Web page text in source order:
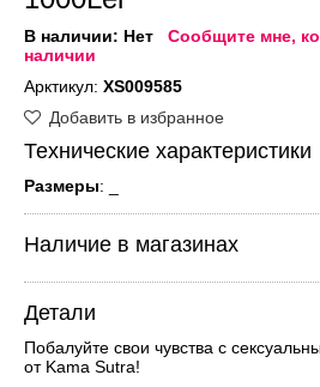
В наличии: Нет
Сообщите мне,
наличии
Арктикул: XS009585
Добавить в избранное
Технические характеристики
Размеры: _
Наличие в магазинах
Детали
Побалуйте свои чувства с
от Kama Sutra!